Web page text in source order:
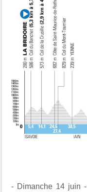
- Dimanche 14 juin -